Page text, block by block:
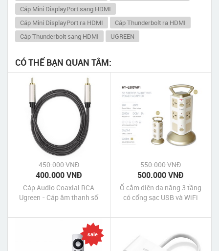
Cáp Mini DisplayPort sang HDMI
Cáp Mini DisplayPort ra HDMI
Cáp Thunderbolt ra HDMI
Cáp Thunderbolt sang HDMI
UGREEN
CÓ THỂ BẠN QUAN TÂM:
450.000 VNĐ
400.000 VNĐ
Cáp Audio Coaxial RCA
Ugreen - Cáp âm thanh số
hãng giá rẻ nhất
550.000 VNĐ
500.000 VNĐ
Ổ cắm điện đa năng 3 tầng
có cổng sạc USB và WiFi
sale